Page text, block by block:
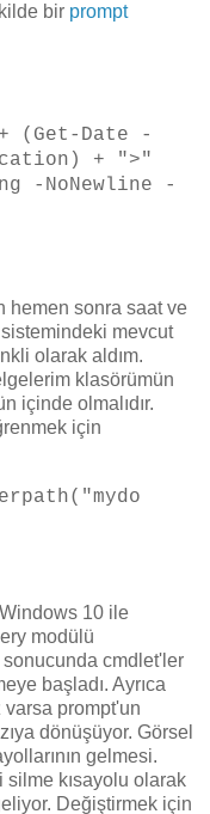
bir prompt
(Get-Date -
+ ">"
-NoNewline -
hemen sonra saat ve
mevcut
olarak aldım.
klasörümün
içinde olmalıdır.
için
10 ile
modülü
cmdlet'ler
başladı. Ayrıca
varsa prompt'un
dönüşüyor. Görsel
gelmesi.
kısayolu olarak
Değiştirmek için